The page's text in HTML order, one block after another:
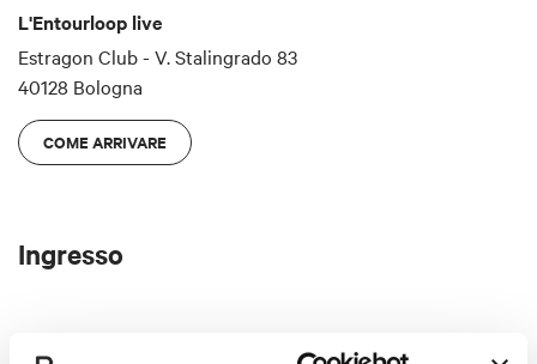
L'Entourloop live
Estragon Club - V. Stalingrado 83
40128 Bologna
COME ARRIVARE
Ingresso
25,30€ Biglietti